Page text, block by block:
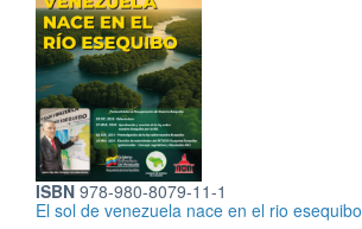
ISBN 978-980-8079-11-1
El sol de venezuela nace en el rio esequibo